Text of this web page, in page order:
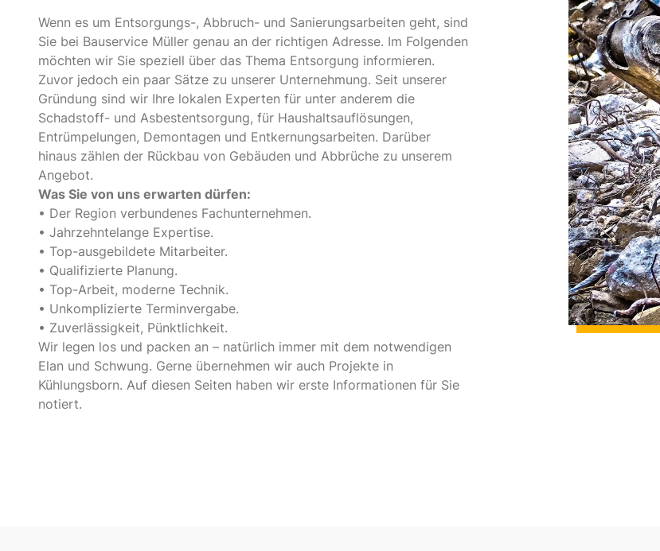
Wenn es um Entsorgungs-, Abbruch- und Sanierungsarbeiten geht, sind
Sie bei Bauservice Müller genau an der richtigen Adresse. Im Folgenden
möchten wir Sie speziell über das Thema Entsorgung informieren.
Zuvor jedoch ein paar Sätze zu unserer Unternehmung. Seit unserer
Gründung sind wir Ihre lokalen Experten für unter anderem die
Schadstoff- und Asbestentsorgung, für Haushaltsauflösungen,
Entrümpelungen, Demontagen und Entkernungsarbeiten. Darüber
hinaus zählen der Rückbau von Gebäuden und Abbrüche zu unserem
Angebot.
Was Sie von uns erwarten dürfen:
• Der Region verbundenes Fachunternehmen.
• Jahrzehntelange Expertise.
• Top-ausgebildete Mitarbeiter.
• Qualifizierte Planung.
• Top-Arbeit, moderne Technik.
• Unkomplizierte Terminvergabe.
• Zuverlässigkeit, Pünktlichkeit.
Wir legen los und packen an – natürlich immer mit dem notwendigen
Elan und Schwung. Gerne übernehmen wir auch Projekte in
Kühlungsborn. Auf diesen Seiten haben wir erste Informationen für Sie
notiert.